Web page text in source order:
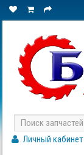
Личный кабинет